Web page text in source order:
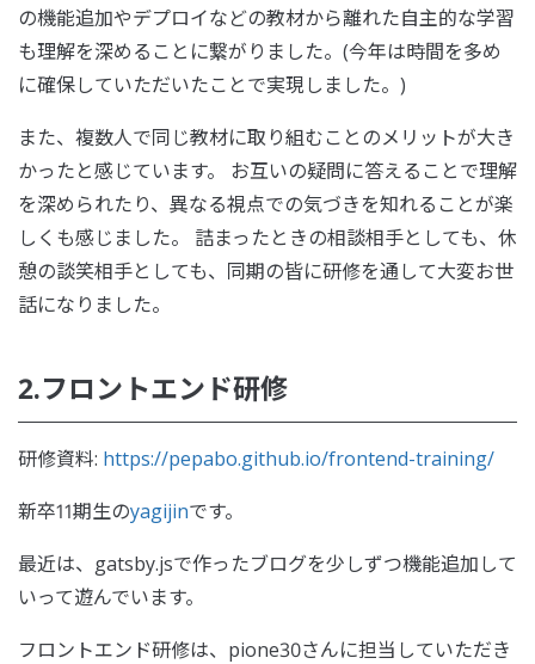
の機能追加やデプロイなどの教材から離れた自主的な学習
も理解を深めることに繋がりました。(今年は時間を多め
に確保していただいたことで実現しました。)
また、複数人で同じ教材に取り組むことのメリットが大き
かったと感じています。 お互いの疑問に答えることで理解
を深められたり、異なる視点での気づきを知れることが楽
しくも感じました。 詰まったときの相談相手としても、休
憩の談笑相手としても、同期の皆に研修を通して大変お世
話になりました。
2.フロントエンド研修
研修資料: https://pepabo.github.io/frontend-training/
新卒11期生のyagijinです。
最近は、gatsby.jsで作ったブログを少しずつ機能追加して
いって遊んでいます。
フロントエンド研修は、pione30さんに担当していただき